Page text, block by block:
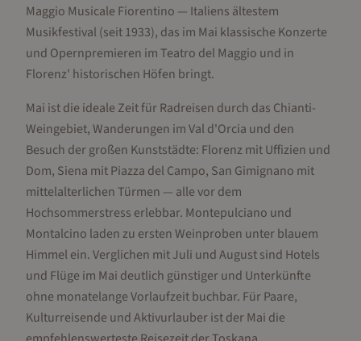
Maggio Musicale Fiorentino — Italiens ältestem
Musikfestival (seit 1933), das im Mai klassische Konzerte
und Opernpremieren im Teatro del Maggio und in
Florenz' historischen Höfen bringt.
Mai ist die ideale Zeit für Radreisen durch das Chianti-
Weingebiet, Wanderungen im Val d'Orcia und den
Besuch der großen Kunststädte: Florenz mit Uffizien und
Dom, Siena mit Piazza del Campo, San Gimignano mit
mittelalterlichen Türmen — alle vor dem
Hochsommerstress erlebbar. Montepulciano und
Montalcino laden zu ersten Weinproben unter blauem
Himmel ein. Verglichen mit Juli und August sind Hotels
und Flüge im Mai deutlich günstiger und Unterkünfte
ohne monatelange Vorlaufzeit buchbar. Für Paare,
Kulturreisende und Aktivurlauber ist der Mai die